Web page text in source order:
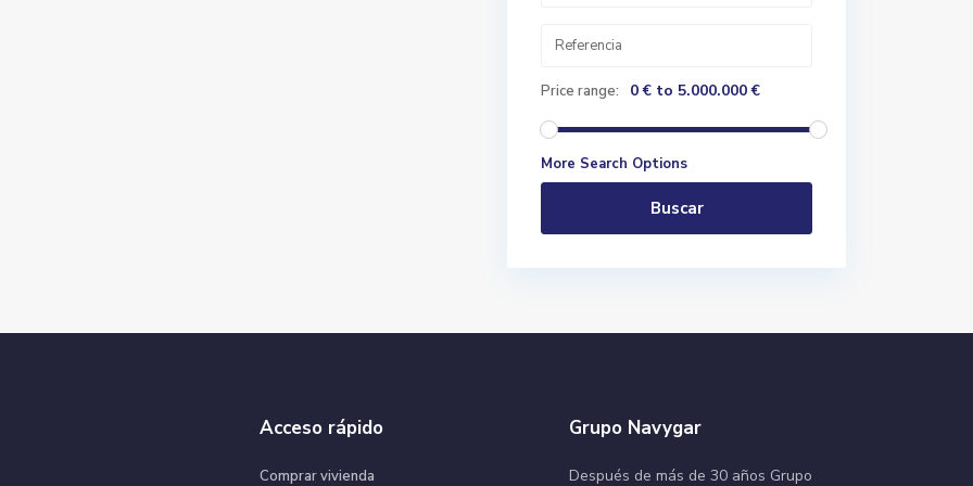
Price range: 0 € to 5.000.000 €
More Search Options
Buscar
Acceso rápido
Comprar vivienda
Grupo Navygar
Después de más de 30 años Grupo